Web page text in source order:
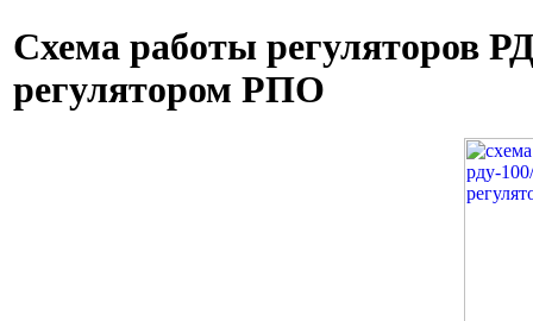
Схема работы регуляторов
регулятором РПО